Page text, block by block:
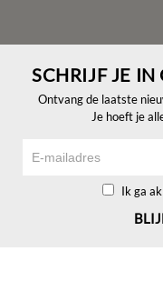
SCHRIJF JE
Ontvang de laatste
Je hoeft je
Ik ga